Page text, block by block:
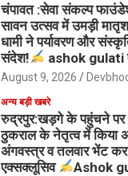
चंपावत :सेवा संकल्प
सावन उत्सव में उमड़ी
धामी ने पर्यावरण और
संदेश!
ashok gulati
August 9, 2026
अन्य बड़ी खबरे
रुद्रपुर:खड़गे के पहुंचने पर
ठुकराल के नेतृत्व में किया
अंगवस्त्र व तलवार भेंट
एक्सक्लूसिव
Ashok